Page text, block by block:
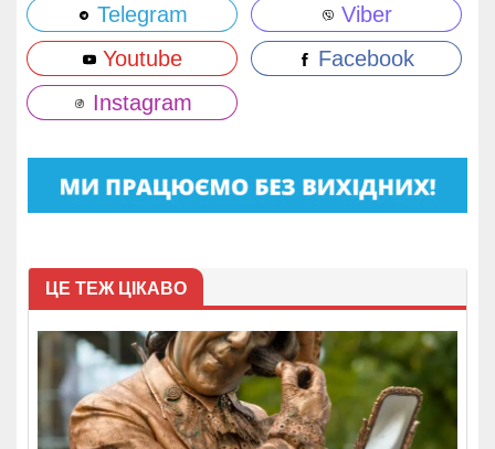
Telegram
Viber
Youtube
Facebook
Instagram
ЦЕ ТЕЖ ЦІКАВО